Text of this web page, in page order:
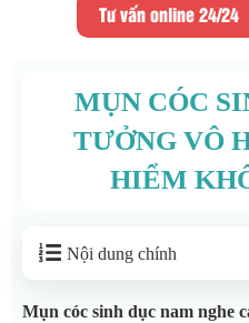
Tư vấn online 24/24
MỤN CÓC
TƯỞNG VÔ
HIỂM
Nội dung chính
Mụn cóc sinh dục nam nghe